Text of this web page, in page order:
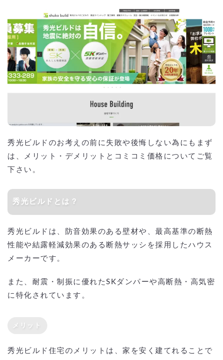
秀光ビルドのお考えの前に失敗や後悔しない為にもまず
は、メリット・デメリットとコミコミ価格についてご覧
下さい。
秀光ビルドとは？
秀光ビルドは、防音効果のある壁材や、最高基準の断熱
性能や結露軽減効果のある断熱サッシを採用したハウス
メーカーです。
また、耐震・制振に優れたSKダンパーや高断熱・高気密
に特化されています。
メリット
秀光ビルド住宅のメリットは、家を安く建てれることで